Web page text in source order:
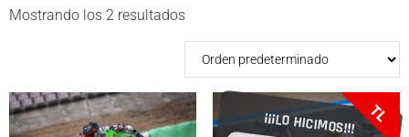
Mostrando los 2 resultados
¡¡¡LO HICIMOS!!! TL